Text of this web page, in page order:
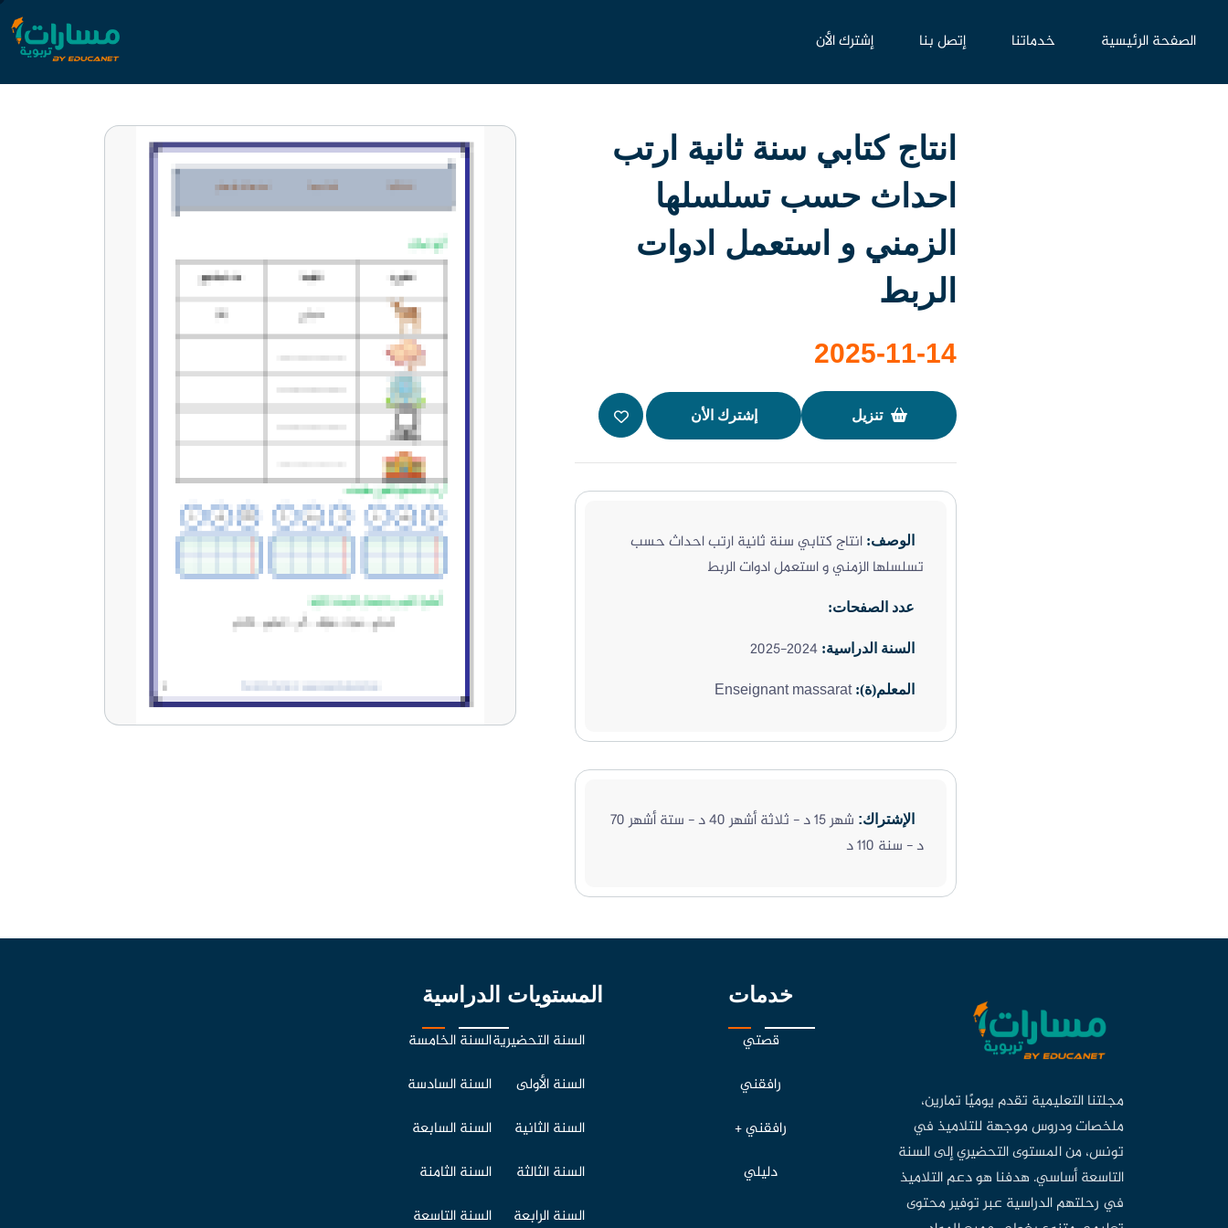
الصفحة الرئيسية خدماتنا إتصل بنا إشترك الأن
انتاج كتابي سنة ثانية ارتب
احداث حسب تسلسلها
الزمني و استعمل ادوات
الربط
2025-11-14
تنزيل إشترك الأن
الوصف: انتاج كتابي سنة ثانية ارتب احداث حسب
تسلسلها الزمني و استعمل ادوات الربط
عدد الصفحات:
السنة الدراسية: 2024-2025
المعلم(ة):Enseignant massarat
الإشتراك:
شهر 15 د - ثلاثة أشهر 40 د - ستة أشهر 70
د - سنة 110 د
مجلتنا التعليمية تقدم يوميًا تمارين،
ملخصات ودروس موجهة للتلاميذ في
تونس، من المستوى التحضيري إلى السنة
التاسعة أساسي. هدفنا هو دعم التلاميذ
في رحلتهم الدراسية عبر توفير محتوى
خدمات
قصتي
رافقني
رافقني +
دليلي
المستويات الدراسية
السنة التحضيرية
السنة الأولى
السنة الثانية
السنة الثالثة
السنة الرابعة
السنة الخامسة
السنة السادسة
السنة السابعة
السنة الثامنة
السنة التاسعة